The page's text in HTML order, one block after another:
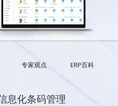
专家观点 ERP百科
息化条码管理